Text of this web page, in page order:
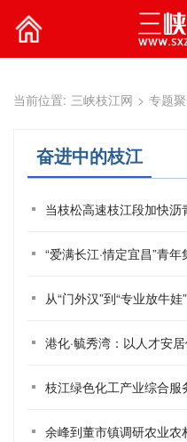
当前位置: 三峡枝江网 > 专题
奋进中的枝江
当枝松高速枝江段加快
“爱满长江·情定宜昌”青
从“门外汉”到“专业放牛
港化·毓秀湾：以人才安
枝江绿色化工产业综合
余峰到董市镇调研农业农